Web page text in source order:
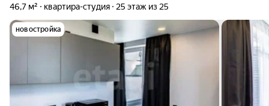
46,7 м² квартира-студия 25 этаж из 25
новостройка